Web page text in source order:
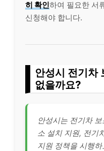
히 확인하여 필요한 서
신청해야 합니다.
안성시 전기차
없을까요?
안성시는 전기차
소 설치 지원, 전기
지원 정책을 시행